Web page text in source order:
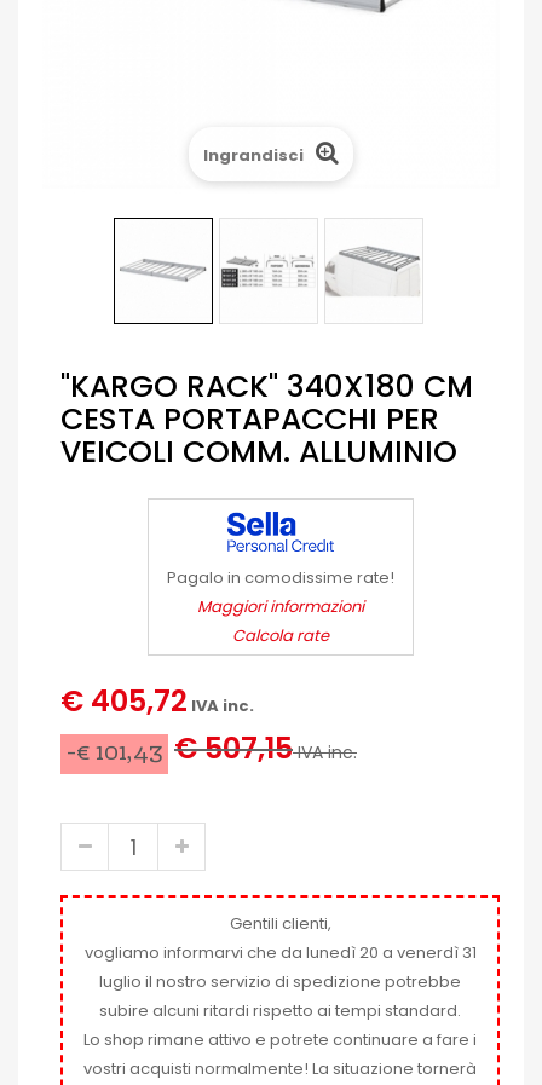
Ingrandisci
"KARGO RACK" 340X180 CM
CESTA PORTAPACCHI PER
VEICOLI COMM. ALLUMINIO
Pagalo in comodissime rate!
Maggiori informazioni
Calcola rate
€ 405,72 IVA inc.
-€ 101,43 € 507,15IVA inc.
Gentili clienti,
vogliamo informarvi che da lunedì 20 a venerdì 31
luglio il nostro servizio di spedizione potrebbe
subire alcuni ritardi rispetto ai tempi standard.
Lo shop rimane attivo e potrete continuare a fare i
vostri acquisti normalmente! La situazione tornerà